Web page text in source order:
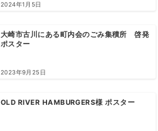
2024年1月5日
大崎市古川にある町内会のごみ集積所 啓発
ポスター
2023年9月25日
OLD RIVER HAMBURGERS様 ポスター